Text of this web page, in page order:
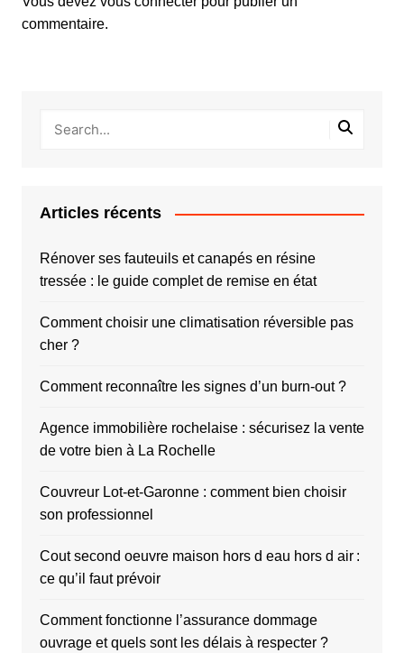
commentaire.
Articles récents
Rénover ses fauteuils et canapés en résine
tressée : le guide complet de remise en état
Comment choisir une climatisation réversible pas
cher ?
Comment reconnaître les signes d’un burn-out ?
Agence immobilière rochelaise : sécurisez la vente
de votre bien à La Rochelle
Couvreur Lot-et-Garonne : comment bien choisir
son professionnel
Cout second oeuvre maison hors d eau hors d air :
ce qu’il faut prévoir
Comment fonctionne l’assurance dommage
ouvrage et quels sont les délais à respecter ?